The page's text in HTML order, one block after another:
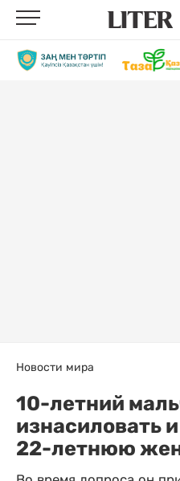
Новости мира
10-летний
изнасиловать
22-летнюю